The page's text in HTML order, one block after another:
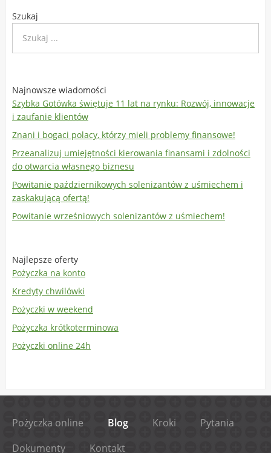
Szukaj
Najnowsze wiadomości
Szybka Gotówka świętuje 11 lat na rynku: Rozwój, innowacje
i zaufanie klientów
Znani i bogaci polacy, którzy mieli problemy finansowe!
Przeanalizuj umiejętności kierowania finansami i zdolności
do otwarcia własnego biznesu
Powitanie październikowych solenizantów z uśmiechem i
zaskakującą ofertą!
Powitanie wrześniowych solenizantów z uśmiechem!
Najlepsze oferty
Pożyczka na konto
Kredyty chwilówki
Pożyczki w weekend
Pożyczka krótkoterminowa
Pożyczki online 24h
Pożyczka online Blog Kroki
Pytania
Dokumenty
Kontakt